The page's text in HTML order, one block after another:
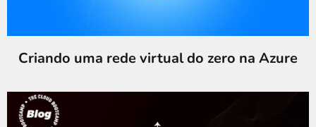
Criando uma rede virtual do zero na Azure